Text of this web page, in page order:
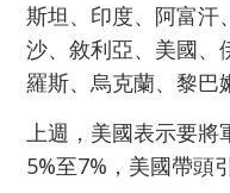
斯坦、印度、阿富汗
沙、敘利亞、美國、
羅斯、烏克蘭、黎巴
上週，美國表示要將
5%至7%，美國帶頭